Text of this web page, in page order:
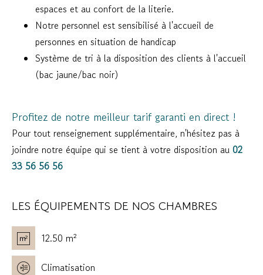
espaces et au confort de la literie.
Notre personnel est sensibilisé à l'accueil de
personnes en situation de handicap
Système de tri à la disposition des clients à l'accueil
(bac jaune/bac noir)
Profitez de notre meilleur tarif garanti en direct !
Pour tout renseignement supplémentaire, n'hésitez pas à
joindre notre équipe qui se tient à votre disposition au 02
33 56 56 56
LES ÉQUIPEMENTS DE NOS CHAMBRES
12.50 m²
Climatisation